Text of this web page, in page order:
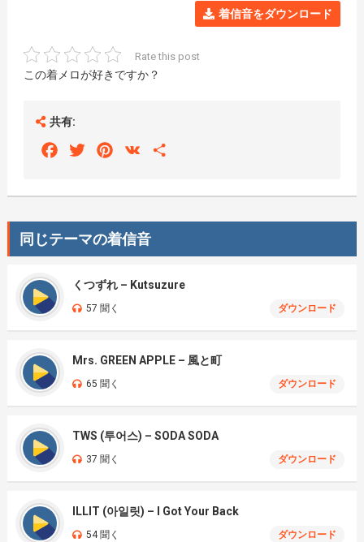
着信音をダウンロード
Rate this post
この着メロが好きですか？
共有:
FacebookTwitterPinterest
VK
同じテーマの着信音
くつずれ – Kutsuzure
57 聞く ダウンロード
Mrs. GREEN APPLE – 風と町
65 聞く ダウンロード
TWS (투어스) – SODA SODA
37 聞く ダウンロード
ILLIT (아일릿) – I Got Your Back
54 聞く ダウンロード